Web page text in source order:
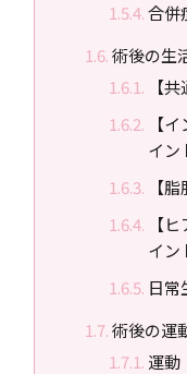
合併
術後の生
【
【
イン
【
【
イン
日常
術後の運
運動